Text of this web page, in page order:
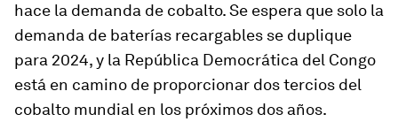
hace la demanda de cobalto. Se espera que solo la
demanda de baterías recargables se duplique
para 2024, y la República Democrática del Congo
está en camino de proporcionar dos tercios del
cobalto mundial en los próximos dos años.